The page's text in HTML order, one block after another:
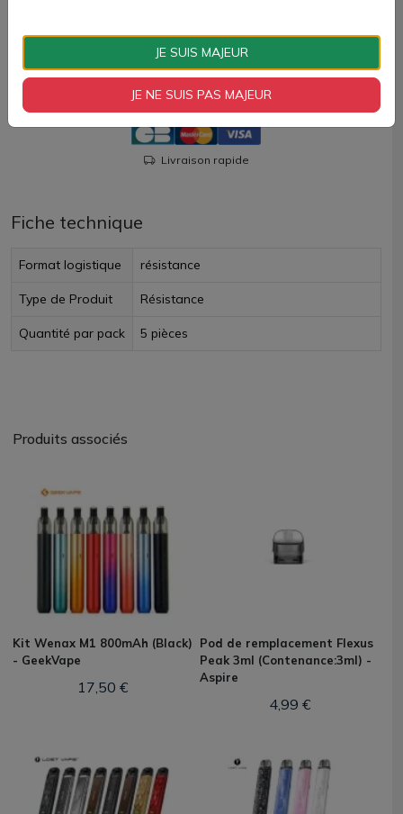
AJOUTER À MON PANIER
Livraison rapide
Fiche technique
Format logistique résistance
Type de Produit Résistance
Quantité par pack 5 pièces
Produits associés
Kit Wenax M1 800mAh (Black)
- GeekVape
17,50 €
Pod de remplacement Flexus
Peak 3ml (Contenance:3ml) -
Aspire
4,99 €
JE SUIS MAJEUR
JE NE SUIS PAS MAJEUR